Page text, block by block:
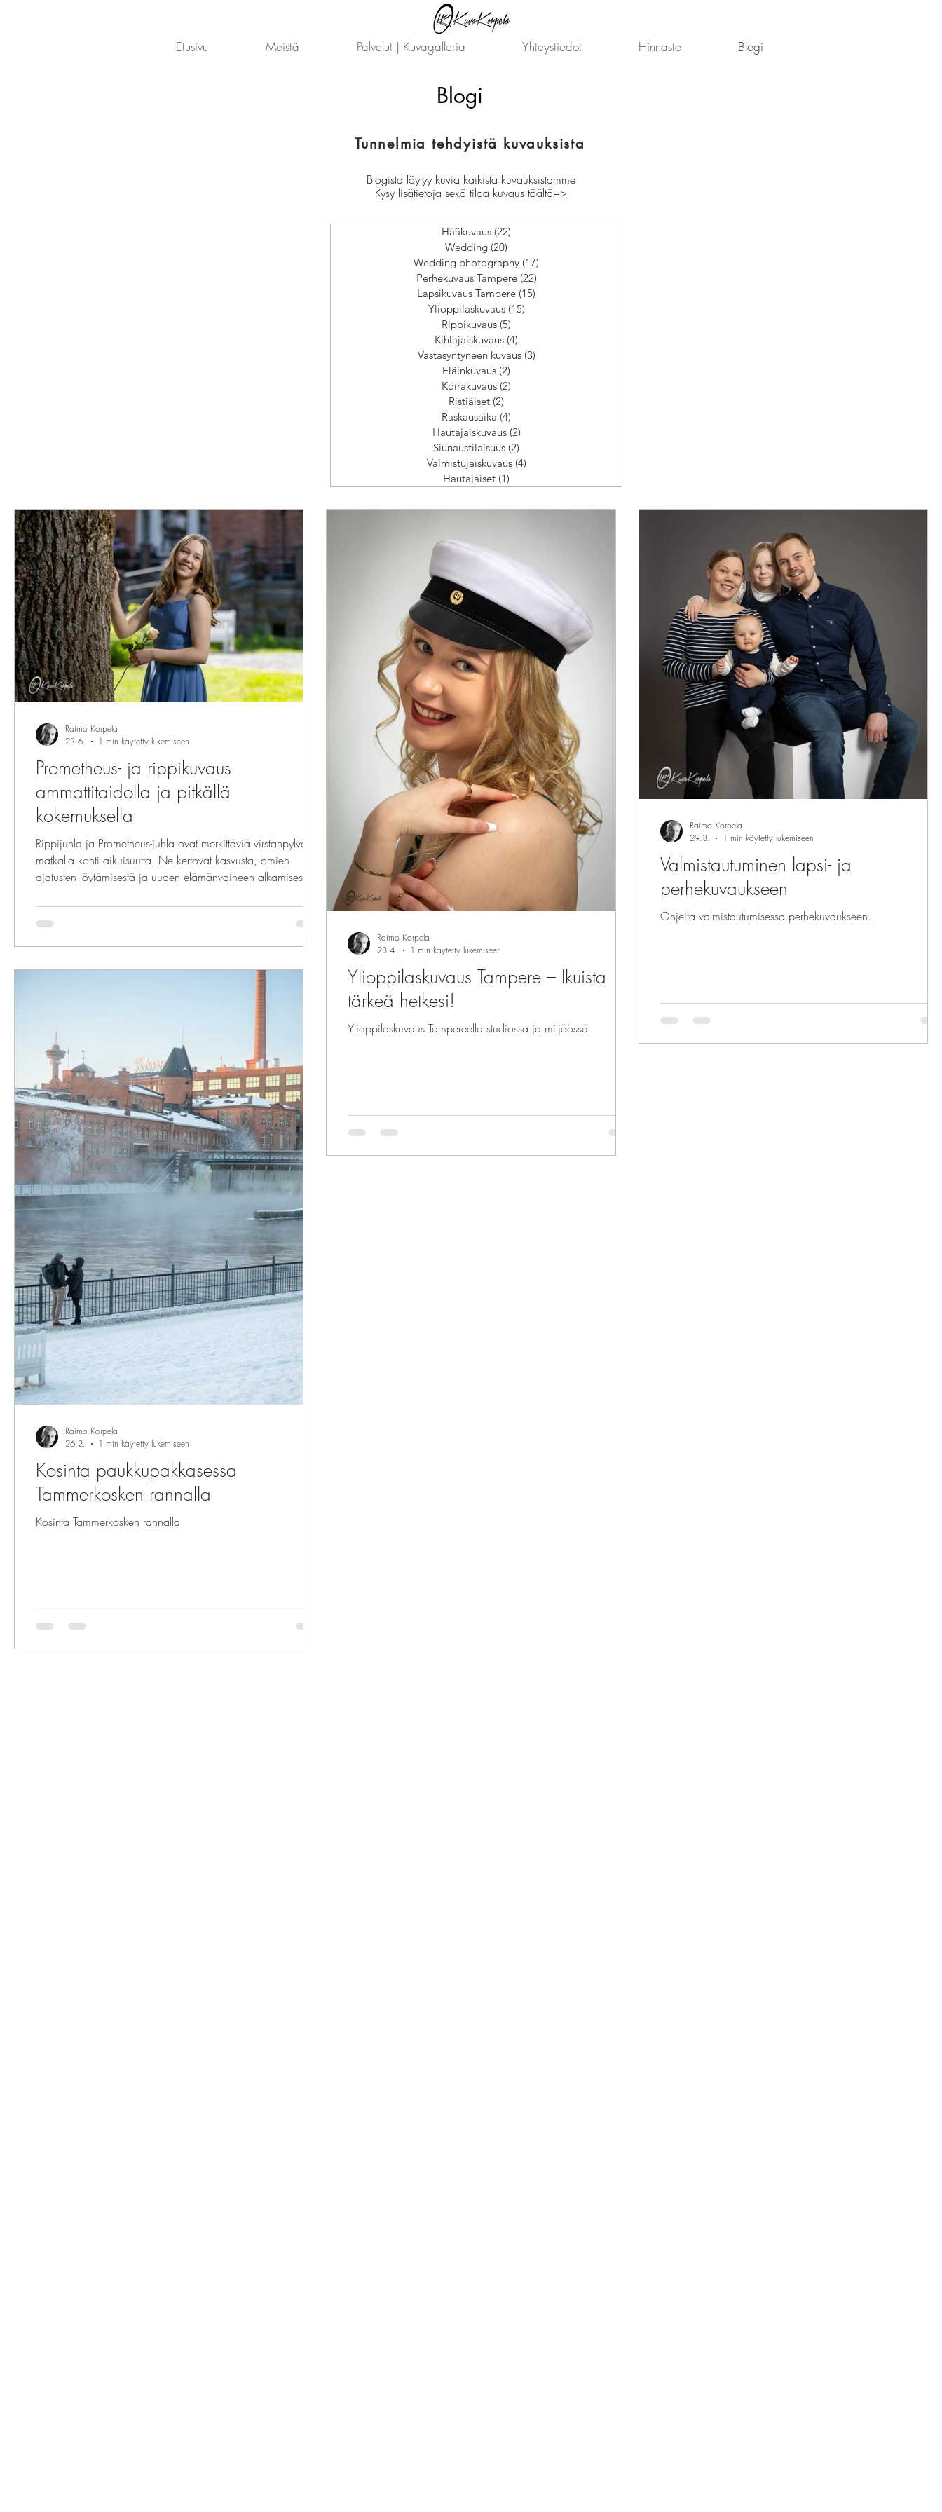
Etusivu Meistä Palvelut | Kuvagalleria Yhteystiedot Hinnasto Blogi
Blogi
Tunnelmia tehdyistä kuvauksista
Blogista löytyy kuvia kaikista kuvauksistamme
Kysy lisätietoja sekä tilaa kuvaus täältä=>
Hääkuvaus (22)
Wedding (20)
Wedding photography (17)
Perhekuvaus Tampere (22)
Lapsikuvaus Tampere (15)
Ylioppilaskuvaus (15)
Rippikuvaus (5)
Kihlajaiskuvaus (4)
Vastasyntyneen kuvaus (3)
Eläinkuvaus (2)
Koirakuvaus (2)
Ristiäiset (2)
Raskausaika (4)
Hautajaiskuvaus (2)
Siunaustilaisuus (2)
Valmistujaiskuvaus (4)
Hautajaiset (1)
Prometheus- ja rippikuvaus
ammattitaidolla ja pitkällä
kokemuksella
Rippijuhla ja Prometheus-juhla ovat merkittäviä virstanpylväitä
matkalla kohti aikuisuutta. Ne kertovat kasvusta, omien
ajatusten löytämisestä ja uuden elämänvaiheen alkamisesta.
kuin teknisesti hyvä valokuva. Pitkä kokemuksemme ihmisten
kuvaamisesta näkyy tavassamme kohdata nuori, jotta hän
tuntisi olonsa rennoksi ja aidoksi. Ohjaamme kuvaustilannetta
Raimo Korpela
23.6.
1 min käytetty lukemiseen
Ylioppilaskuvaus Tampere – Ikuista
tärkeä hetkesi!
Ylioppilaskuvaus Tampereella studiossa ja miljöössä
Raimo Korpela
23.4.
1 min käytetty lukemiseen
Valmistautuminen lapsi- ja
perhekuvaukseen
Ohjeita valmistautumisessa perhekuvaukseen.
Raimo Korpela
29.3.
1 min käytetty lukemiseen
Kosinta paukkupakkasessa
Tammerkosken rannalla
Kosinta Tammerkosken rannalla
Raimo Korpela
26.2.
1 min käytetty lukemiseen